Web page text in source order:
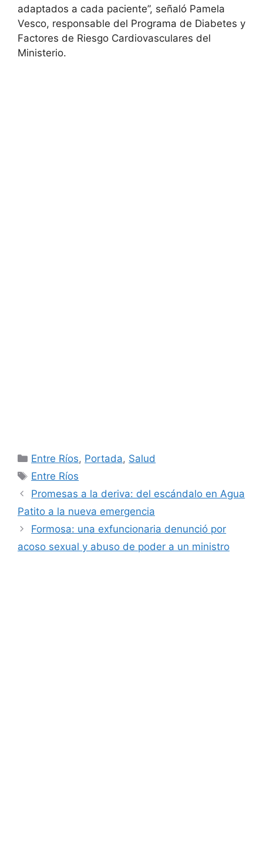
adaptados a cada paciente”, señaló Pamela
Vesco, responsable del Programa de Diabetes y
Factores de Riesgo Cardiovasculares del
Ministerio.
Categorías
Entre Ríos, Portada, Salud
Etiquetas
Entre Ríos
Promesas a la deriva: del escándalo en Agua
Patito a la nueva emergencia
Formosa: una exfuncionaria denunció por
acoso sexual y abuso de poder a un ministro